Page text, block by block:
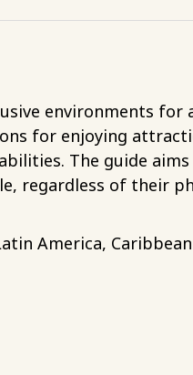
environments for
for enjoying
The guide
regardless of their
America,